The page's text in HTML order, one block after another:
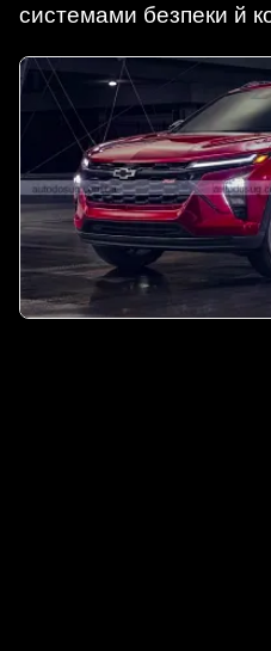
системами безпеки й